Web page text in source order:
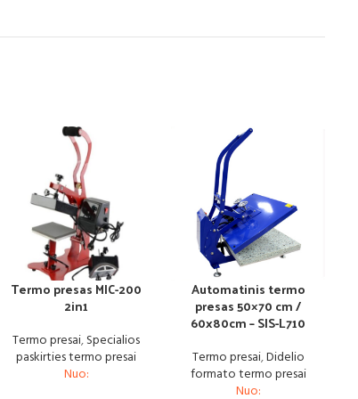
Termo presas MIC-200
2in1
Termo presai,Specialios
paskirties termo presai
Nuo:
Automatinis termo
presas 50×70 cm /
60x80cm – SIS-L710
Termo presai,Didelio
formato termo presai
Nuo: